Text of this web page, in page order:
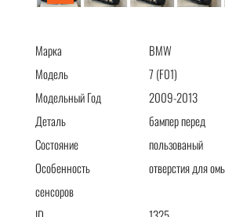
Марка
BMW
Модель
7 (F01)
Модельный Год
2009-2013
Деталь
бампер перед
Состояние
пользованый
Особенность
отверстия для
сенсоров